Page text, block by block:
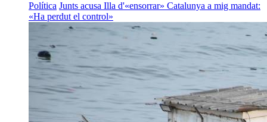
Política Junts acusa Illa d'«ensorrar» Catalunya a mig mandat:
«Ha perdut el control»